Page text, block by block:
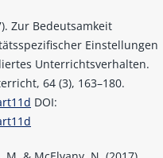
Zur Bedeutsamkeit
Einstellungen
Unterrichtsverhalten.
64 (3), 163–180.
DOI: